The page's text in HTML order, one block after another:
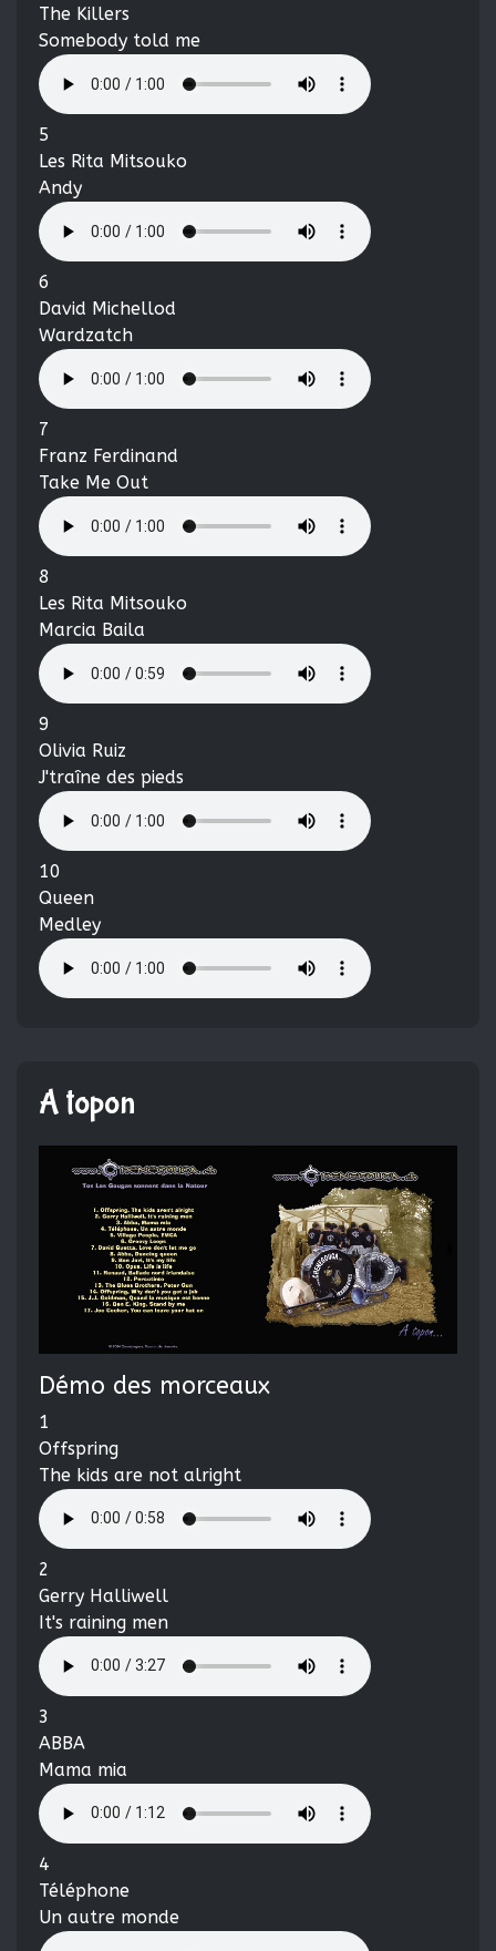
The Killers
Somebody told me
5
Les Rita Mitsouko
Andy
6
David Michellod
Wardzatch
7
Franz Ferdinand
Take Me Out
8
Les Rita Mitsouko
Marcia Baila
9
Olivia Ruiz
J'traîne des pieds
10
Queen
Medley
A topon
Démo des morceaux
1
Offspring
The kids are not alright
2
Gerry Halliwell
It's raining men
3
ABBA
Mama mia
4
Téléphone
Un autre monde